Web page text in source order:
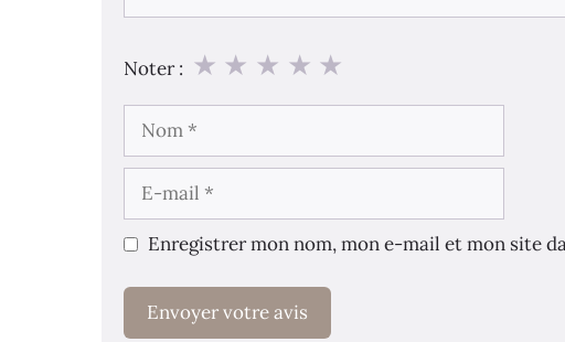
Noter : ★
★
★
★
★
mail
Enregistrer mon nom, mon e-mail et mon site